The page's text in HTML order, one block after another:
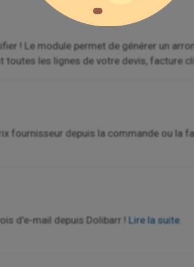
! Le module permet de générer un
les lignes de votre devis, facture
fournisseur depuis la commande ou la
d'e-mail depuis Dolibarr !Lire la suite.